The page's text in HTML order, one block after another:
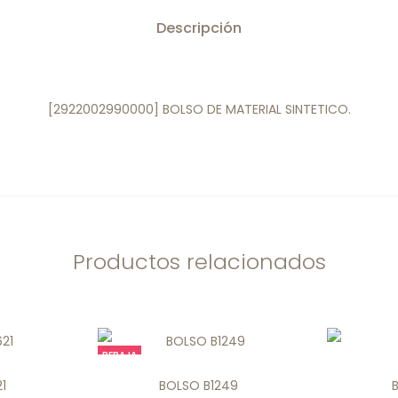
Descripción
[2922002990000] BOLSO DE MATERIAL SINTETICO.
Productos relacionados
REBAJA
BOLSO B1249